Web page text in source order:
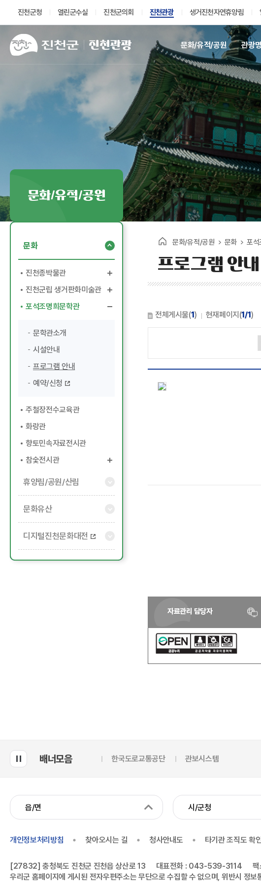
진천군청 열린군수실 진천군의회 진천관광 생거진천자연휴양림
진천관광 문화/유적/공원 관광
문화/유적/공원
문화
진천종박물관
박물관소개
관람정보
예약/신청
알림마당
진천군립 생거판화미술관
미술관소개
전시안내
체험프로그램 신청
알림마당
포석조명희문학관
문학관소개
시설안내
프로그램 안내
예약/신청
주철장전수교육관
화랑관
향토민속자료전시관
참숯전시관
전시관소개
참숯정보
참숯판매처
휴양림/공원/산림
문화유산
디지털진천문화대전
문화/유적/공원 문화 포석
프로그램 안내
전체게시물(1) 현재페이지(1/1)
자료관리 담당자
배너모음 한국도로교통공단 관보시스템
읍/면 시/군청
개인정보처리방침 찾아오시는 길 청사안내도 타기관 조직도 확
[27832] 충청북도 진천군 진천읍 상산로 13 대표전화 : 043-539-3114
우리군 홈페이지에 게시된 전자우편주소는 무단으로 수집할 수 없으며, 위반시 정